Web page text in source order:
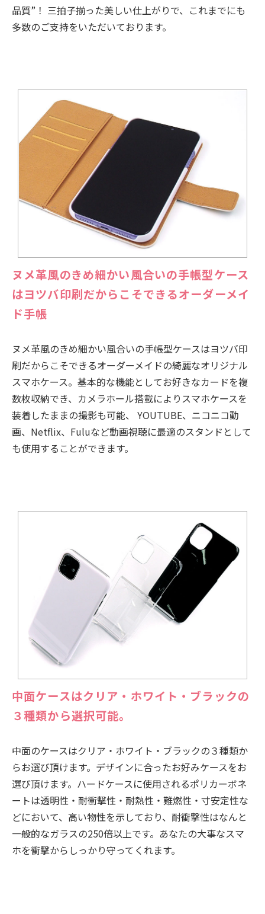
品質”！ 三拍子揃った美しい仕上がりで、これまでにも
多数のご支持をいただいております。
ヌメ革風のきめ細かい風合いの手帳型ケース
はヨツバ印刷だからこそできるオーダーメイ
ド手帳
ヌメ革風のきめ細かい風合いの手帳型ケースはヨツバ印
刷だからこそできるオーダーメイドの綺麗なオリジナル
スマホケース。基本的な機能としてお好きなカードを複
数枚収納でき、カメラホール搭載によりスマホケースを
装着したままの撮影も可能、 YOUTUBE、ニコニコ動
画、Netflix、Fuluなど動画視聴に最適のスタンドとして
も使用することができます。
中面ケースはクリア・ホワイト・ブラックの
３種類から選択可能。
中面のケースはクリア・ホワイト・ブラックの３種類か
らお選び頂けます。デザインに合ったお好みケースをお
選び頂けます。ハードケースに使用されるポリカーボネ
ートは透明性・耐衝撃性・耐熱性・難燃性・寸安定性な
どにおいて、高い物性を示しており、耐衝撃性はなんと
一般的なガラスの250倍以上です。あなたの大事なスマ
ホを衝撃からしっかり守ってくれます。